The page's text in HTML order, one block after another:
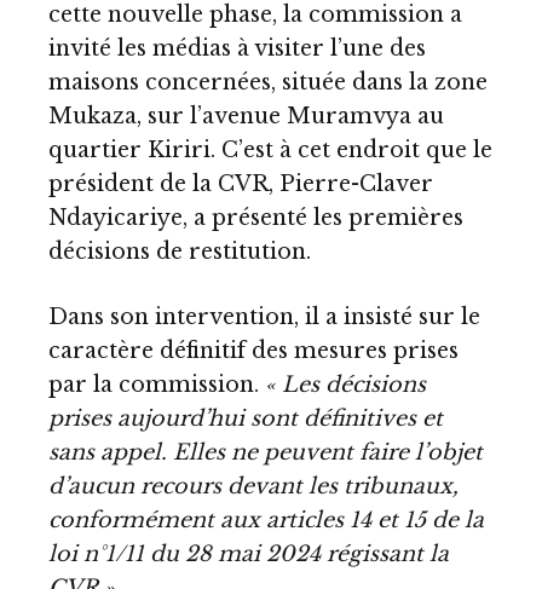
cette nouvelle phase, la commission a
invité les médias à visiter l’une des
maisons concernées, située dans la zone
Mukaza, sur l’avenue Muramvya au
quartier Kiriri. C’est à cet endroit que le
président de la CVR, Pierre-Claver
Ndayicariye, a présenté les premières
décisions de restitution.
Dans son intervention, il a insisté sur le
caractère définitif des mesures prises
par la commission. « Les décisions
prises aujourd’hui sont définitives et
sans appel. Elles ne peuvent faire l’objet
d’aucun recours devant les tribunaux,
conformément aux articles 14 et 15 de la
loi n°1/11 du 28 mai 2024 régissant la